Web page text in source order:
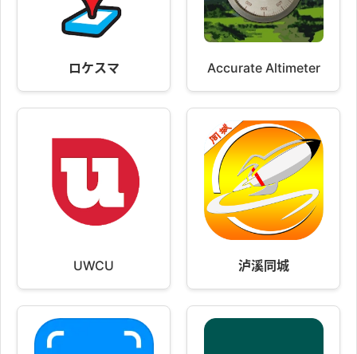
ロケスマ Accurate Altimeter
UWCU 泸溪同城